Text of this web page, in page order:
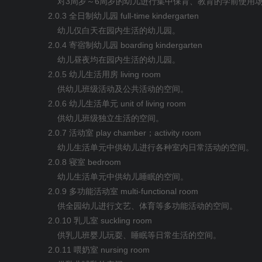
2.0.3 全日制幼儿园 full-time kindergarten
幼儿仅白天在园内生活的幼儿园。
2.0.4 寄宿制幼儿园 boarding kindergarten
幼儿昼夜均在园内生活的幼儿园。
2.0.5 幼儿生活用房 living room
供幼儿班级活动及公共活动的空间。
2.0.6 幼儿生活单元 unit of living room
供幼儿班级独立生活的空间。
2.0.7 活动室 play chamber ； activity room
幼儿生活单元中供幼儿进行各种室内日常活动的空间。
2.0.8 寝室 bedroom
幼儿生活单元中供幼儿睡眠的空间。
2.0.9 多功能活动室 multi-functional room
供全园幼儿进行文艺、体育等多功能活动的空间。
2.0.10 乳儿室 suckling room
供乳儿班婴儿玩耍、睡眠等日常生活的空间。
2.0.11 喂奶室 nursing room